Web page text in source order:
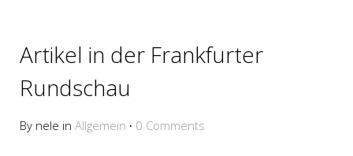
Artikel in der Frankfurter
Rundschau
By nele in Allgemein · 0 Comments